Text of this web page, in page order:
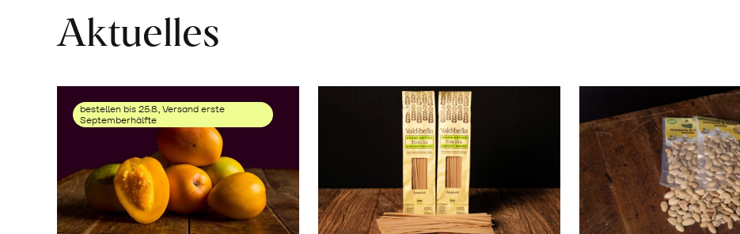
Aktuelles
bestellen bis 25.8., Versand erste
Septemberhälfte